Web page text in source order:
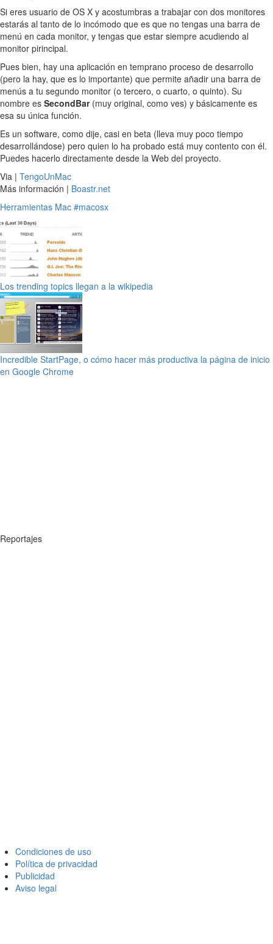
Si eres usuario de OS X y acostumbras a trabajar con dos monitores
estarás al tanto de lo incómodo que es que no tengas una barra de
menú en cada monitor, y tengas que estar siempre acudiendo al
monitor pirincipal.
Pues bien, hay una aplicación en temprano proceso de desarrollo
(pero la hay, que es lo importante) que permite añadir una barra de
menús a tu segundo monitor (o tercero, o cuarto, o quinto). Su
nombre es SecondBar(muy original, como ves) y básicamente es
esa su única función.
Es un software, como dije, casi en beta (lleva muy poco tiempo
desarrollándose) pero quien lo ha probado está muy contento con él.
Puedes hacerlo directamente desde la Web del proyecto.
Via | TengoUnMac
Más información | Boastr.net
Herramientas Mac #macosx
Los trending topics llegan a la wikipedia
Incredible StartPage, o cómo hacer más productiva la página de inicio
en Google Chrome
Reportajes
Condiciones de uso
Política de privacidad
Publicidad
Aviso legal